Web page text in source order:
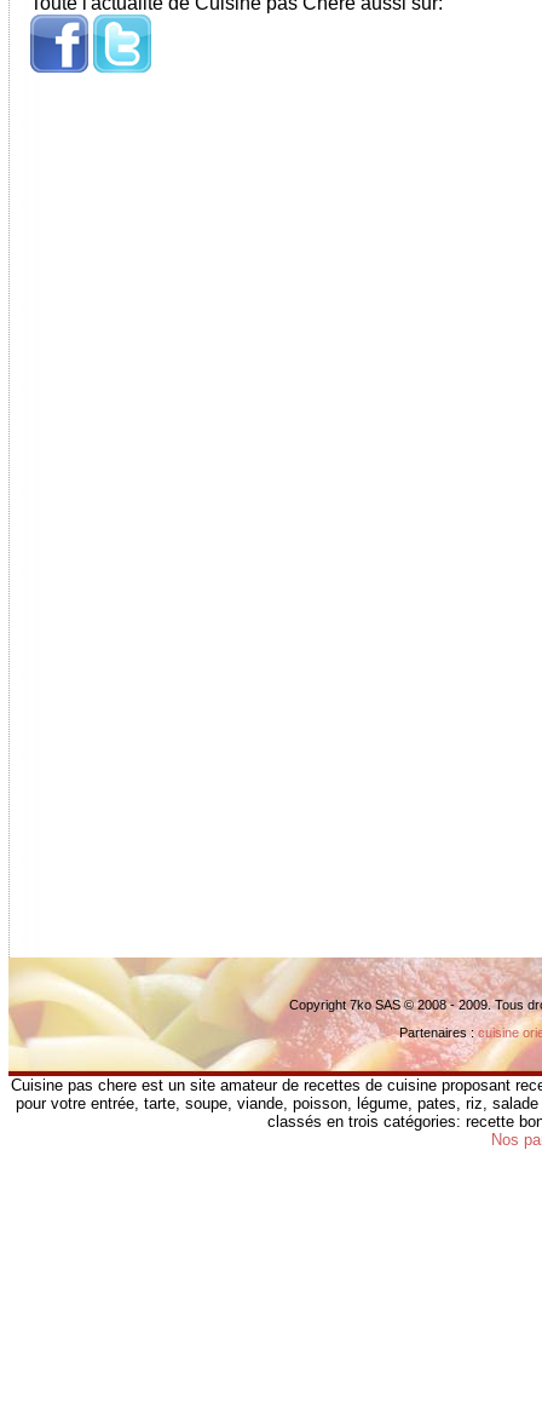
Copyright 7ko SAS © 2008 - 2009. Tous
Partenaires :cuisine
Cuisine pas chere est un site amateur de recettes de cuisine proposant
pour votre entrée, tarte, soupe, viande, poisson, légume, pates, riz,
classés en trois catégories: recette
Nos